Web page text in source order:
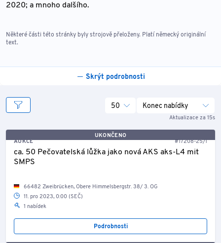
2020; a mnoho dalšího.
Některé části této stránky byly strojově přeloženy. Platí německý originální
text.
Skrýt podrobnosti
Aktualizace za 15s
50 Konec nabídky
UKONČENO
AUKCE
#17208-25/1
ca. 50 Pečovatelská lůžka jako nová AKS aks-L4 mit
SMPS
66482 Zweibrücken, Obere Himmelsbergstr. 38/ 3. OG
11. pro 2023, 0:00 (SEČ)
1 nabídek
Podrobnosti